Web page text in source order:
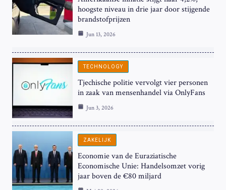
hoogste niveau in drie jaar door stijgende
brandstofprijzen
Jun 13, 2026
TECHNOLOGY
Tjechische politie vervolgt vier personen
in zaak van mensenhandel via OnlyFans
Jun 3, 2026
ZAKELIJK
Economie van de Euraziatische
Economische Unie: Handelsomzet vorig
jaar boven de €80 miljard